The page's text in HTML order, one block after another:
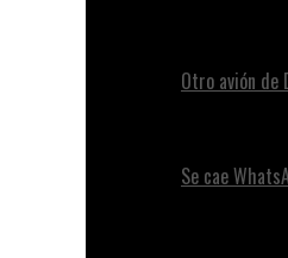
Otro avión de
Se cae